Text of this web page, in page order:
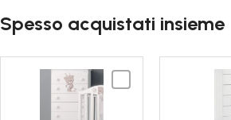
Spesso acquistati insieme